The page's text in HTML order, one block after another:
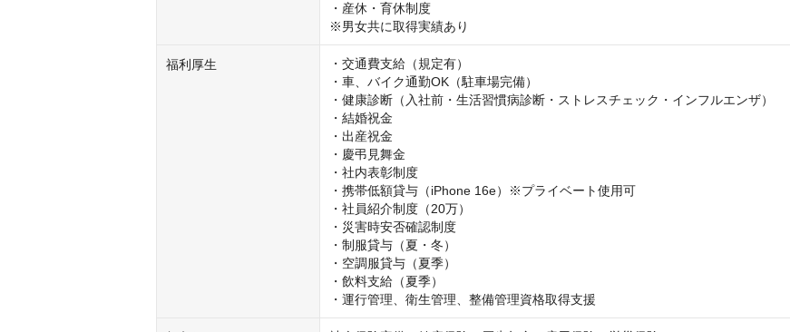
・産休・育休制度
※男女共に取得実績あり
福利厚生
・交通費支給（規定有）
・車、バイク通勤OK（駐車場完備）
・健康診断（入社前・生活習慣病診断・ストレスチェック・インフルエンザ）
・結婚祝金
・出産祝金
・慶弔見舞金
・社内表彰制度
・携帯低額貸与（iPhone 16e）※プライベート使用可
・社員紹介制度（20万）
・災害時安否確認制度
・制服貸与（夏・冬）
・空調服貸与（夏季）
・飲料支給（夏季）
・運行管理、衛生管理、整備管理資格取得支援